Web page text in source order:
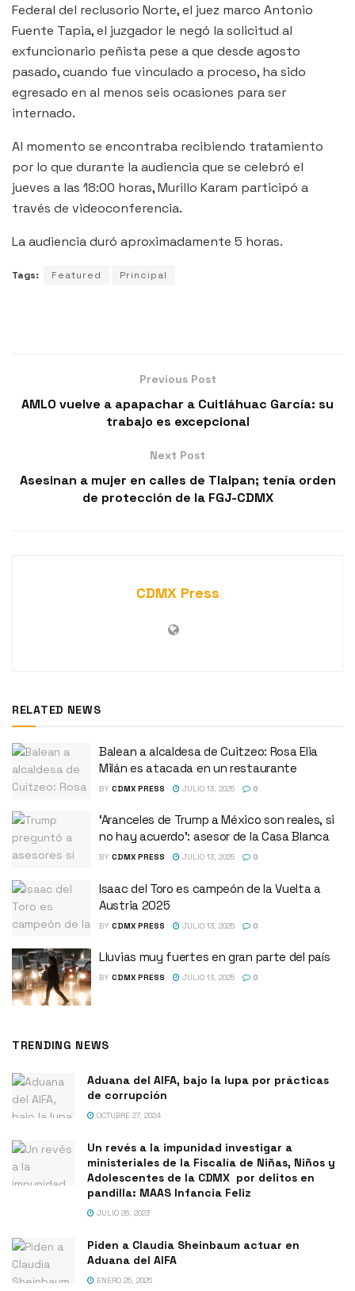
Federal del reclusorio Norte, el juez marco Antonio
Fuente Tapia, el juzgador le negó la solicitud al
exfuncionario peñista pese a que desde agosto
pasado, cuando fue vinculado a proceso, ha sido
egresado en al menos seis ocasiones para ser
internado.
Al momento se encontraba recibiendo tratamiento
por lo que durante la audiencia que se celebró el
jueves a las 18:00 horas, Murillo Karam participó a
través de videoconferencia.
La audiencia duró aproximadamente 5 horas.
Tags: Featured Principal
Previous Post
AMLO vuelve a apapachar a Cuitláhuac García: su
trabajo es excepcional
Next Post
Asesinan a mujer en calles de Tlalpan; tenía orden
de protección de la FGJ-CDMX
CDMX Press
RELATED NEWS
Balean a alcaldesa de Cuitzeo: Rosa Elia
Milán es atacada en un restaurante
BY CDMX PRESS JULIO 13, 2025 0
‘Aranceles de Trump a México son reales, si
no hay acuerdo’: asesor de la Casa Blanca
BY CDMX PRESS JULIO 13, 2025 0
Isaac del Toro es campeón de la Vuelta a
Austria 2025
BY CDMX PRESS JULIO 13, 2025 0
Lluvias muy fuertes en gran parte del país
BY CDMX PRESS JULIO 13, 2025 0
TRENDING NEWS
Aduana del AIFA, bajo la lupa por prácticas
de corrupción
OCTUBRE 27, 2024
Un revés a la impunidad investigar a
ministeriales de la Fiscalía de Niñas, Niños y
Adolescentes de la CDMX por delitos en
pandilla: MAAS Infancia Feliz
JULIO 26, 2023
Piden a Claudia Sheinbaum actuar en
Aduana del AIFA
ENERO 25, 2025